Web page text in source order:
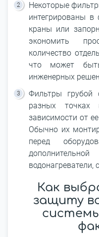
Некоторые
интегрированы
краны или
экономить
количество
что может
инженерных
Фильтры грубой
разных точках
зависимости от
Обычно их
перед
водонагреватели,
Как
защиту